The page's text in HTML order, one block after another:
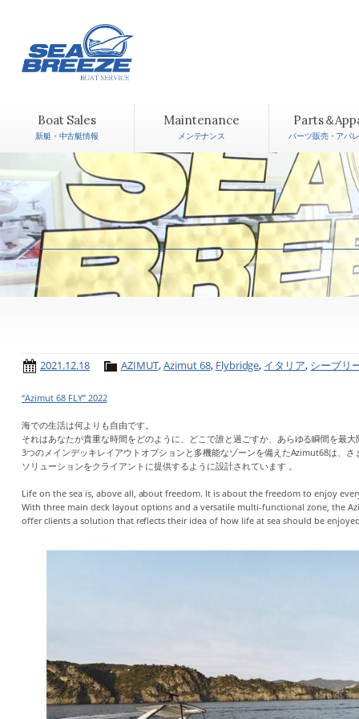
Boat Sales
新艇・中古艇情報
Maintenance
メンテナンス
Parts＆
パーツ販売・アパ
2021.12.18 AZIMUT,Azimut 68, Flybridge, イタリア, シーブリ
“Azimut 68 FLY” 2022
海での生活は何よりも自由です。
それはあなたが貴重な時間をどのように、どこで誰と過ごすか、あらゆる瞬間を最
3つのメインデッキレイアウトオプションと多機能なゾーンを備えたAzimut68は、
ソリューションをクライアントに提供するように設計されています 。
Life on the sea is, above all, about freedom. It is about the freedom to enjoy
With three main deck layout options and a versatile multi-functional zone, the
offer clients a solution that reflects their idea of ​​how life at sea should be